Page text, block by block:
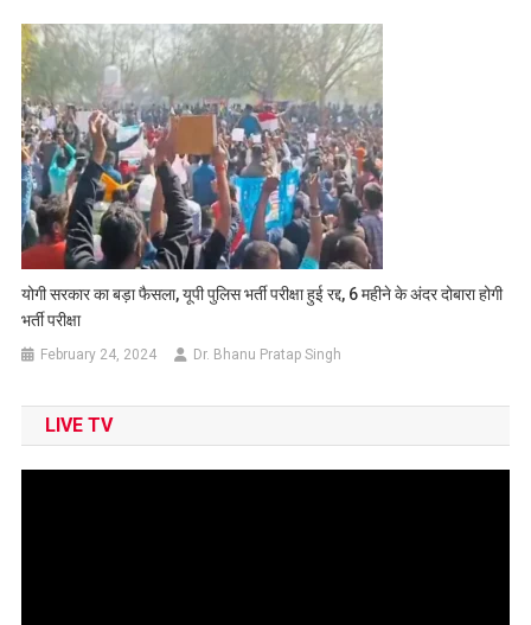
योगी सरकार का बड़ा फैसला, यूपी पुलिस भर्ती परीक्षा हुई रद्द, 6 महीने के अंदर दोबारा होगी
भर्ती परीक्षा
February 24, 2024 Dr. Bhanu Pratap Singh
LIVE TV